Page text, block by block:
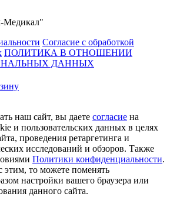
Согласие с обработкой
ПОЛИТИКА В ОТНОШЕНИИ
ДАННЫХ
наш сайт, вы даете согласие на
и пользовательских данных в целях
проведения ретаргетинга и
исследований и обзоров. Также
Политики конфиденциальности.
этим, то можете поменять
настройки вашего браузера или
данного сайта.